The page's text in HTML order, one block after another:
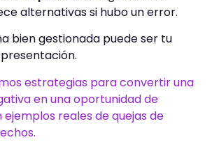
alternativas si hubo un error.
bien gestionada puede ser tu
estrategias para convertir una
en una oportunidad de
ejemplos reales de quejas de